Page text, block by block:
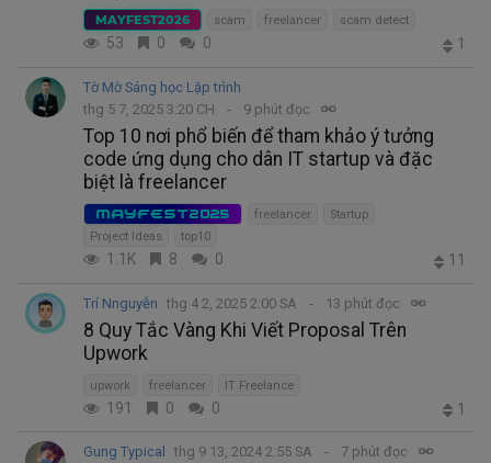
MAYFEST2026 scam freelancer scam detect
53 0 0 1
Tờ Mờ Sáng học Lập trình
thg 5 7, 2025 3:20 CH
9 phút đọc
Top 10 nơi phổ biến để tham khảo ý tưởng
code ứng dụng cho dân IT startup và đặc
biệt là freelancer
MAYFEST2025 freelancer
Startup
Project Ideas
top10
1.1K 8 0 11
Trí Nnguyễn thg 4 2, 2025 2:00 SA 13 phút đọc
8 Quy Tắc Vàng Khi Viết Proposal Trên
Upwork
upwork freelancer IT Freelance
191 0 0 1
Gung Typical thg 9 13, 2024 2:55 SA 7 phút đọc